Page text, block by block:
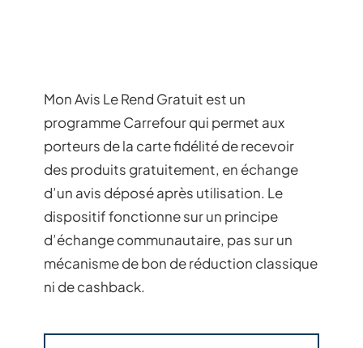
Mon Avis Le Rend Gratuit est un
programme Carrefour qui permet aux
porteurs de la carte fidélité de recevoir
des produits gratuitement, en échange
d’un avis déposé après utilisation. Le
dispositif fonctionne sur un principe
d’échange communautaire, pas sur un
mécanisme de bon de réduction classique
ni de cashback.